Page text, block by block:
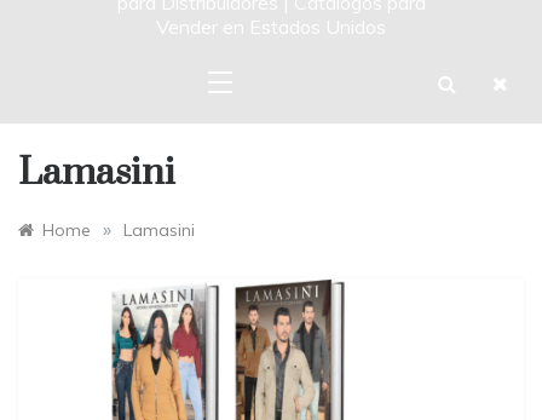
Vender en Estados Unidos
Lamasini
Home » Lamasini